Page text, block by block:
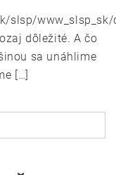
slsp/
dôležité. A čo
sa unáhlime
[…]